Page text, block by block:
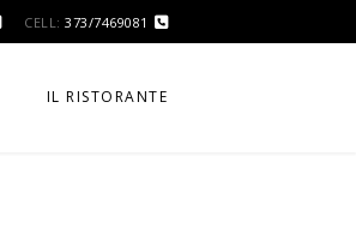
CELL: 373/7469081
IL RISTORANTE